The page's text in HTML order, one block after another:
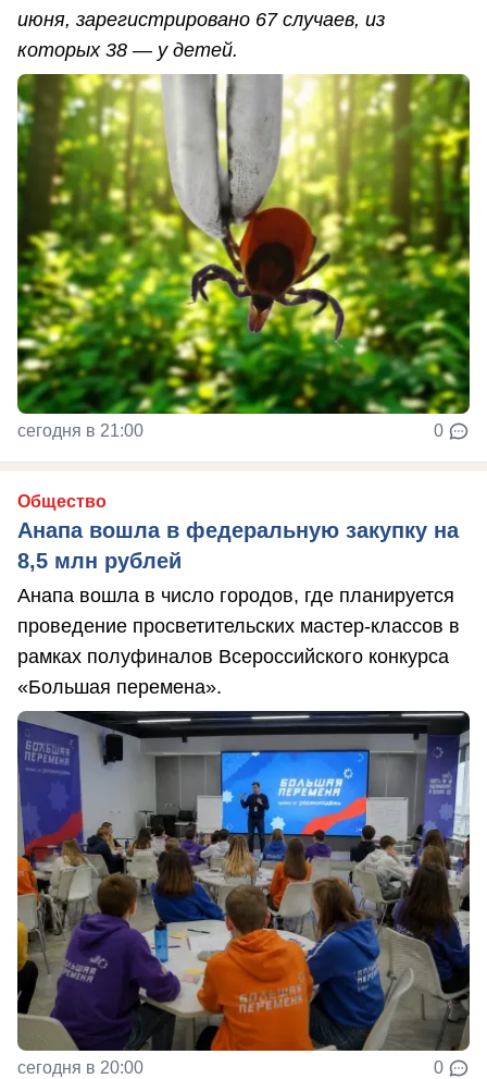
июня, зарегистрировано 67 случаев, из
которых 38 — у детей.
сегодня в 21:00 0
Общество
Анапа вошла в федеральную закупку на
8,5 млн рублей
Анапа вошла в число городов, где планируется
проведение просветительских мастер-классов в
рамках полуфиналов Всероссийского конкурса
«Большая перемена».
сегодня в 20:00 0